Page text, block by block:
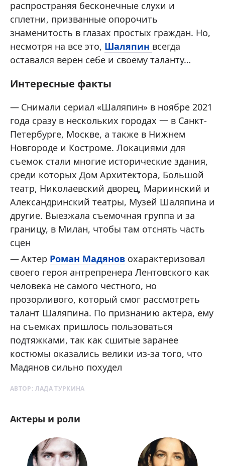
распространяя бесконечные слухи и
сплетни, призванные опорочить
знаменитость в глазах простых граждан. Но,
несмотря на все это, Шаляпин всегда
оставался верен себе и своему таланту…
Интересные факты
Снимали сериал «Шаляпин» в ноябре 2021
года сразу в нескольких городах 一 в Санкт-
Петербурге, Москве, а также в Нижнем
Новгороде и Костроме. Локациями для
съемок стали многие исторические здания,
среди которых Дом Архитектора, Большой
театр, Николаевский дворец, Мариинский и
Александринский театры, Музей Шаляпина и
другие. Выезжала съемочная группа и за
границу, в Милан, чтобы там отснять часть
сцен
Актер Роман Мадянов охарактеризовал
своего героя антрепренера Лентовского как
человека не самого честного, но
прозорливого, который смог рассмотреть
талант Шаляпина. По признанию актера, ему
на съемках пришлось пользоваться
подтяжками, так как сшитые заранее
костюмы оказались велики из-за того, что
Мадянов сильно похудел
АВТОР: ЛАДА ТУРКИНА
Актеры и роли